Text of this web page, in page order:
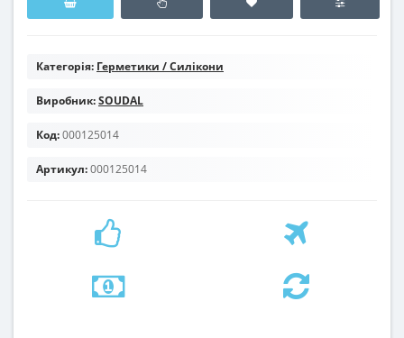
Категорія: Герметики / Силікони
Виробник:SOUDAL
Код:000125014
Артикул:000125014